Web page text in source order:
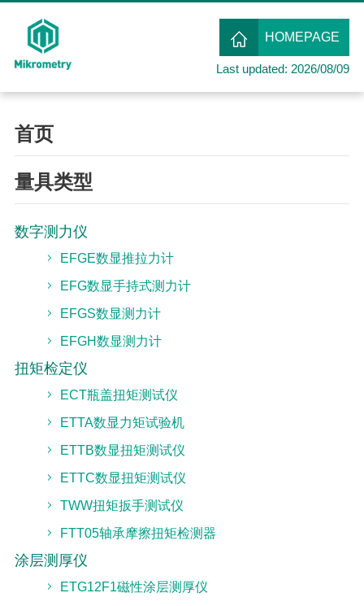
HOMEPAGE
Last updated: 2026/08/09
首页
量具类型
数字测力仪
EFGE数显推拉力计
EFG数显手持式测力计
EFGS数显测力计
EFGH数显测力计
扭矩检定仪
ECT瓶盖扭矩测试仪
ETTA数显力矩试验机
ETTB数显扭矩测试仪
ETTC数显扭矩测试仪
TWW扭矩扳手测试仪
FTT05轴承摩擦扭矩检测器
涂层测厚仪
ETG12F1磁性涂层测厚仪